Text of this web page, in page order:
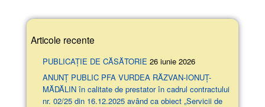
Articole recente
PUBLICAȚIE DE CĂSĂTORIE 26 iunie 2026
ANUNŢ PUBLIC PFA VURDEA RĂZVAN-IONUȚ-
MĂDĂLIN în calitate de prestator în cadrul contractului
nr. 02/25 din 16.12.2025 având ca obiect „Servicii de